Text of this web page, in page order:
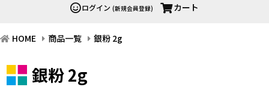
ログイン (新規会員登録) カート
HOME 商品一覧 銀粉 2g
銀粉 2g